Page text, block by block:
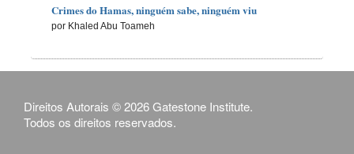
Crimes do Hamas, ninguém sabe, ninguém viu
por Khaled Abu Toameh
Direitos Autorais © 2026 Gatestone Institute.
Todos os direitos reservados.